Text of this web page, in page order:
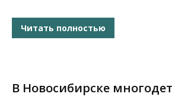
Читать полностью
В Новосибирске